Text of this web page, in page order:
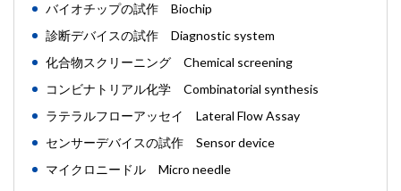
バイオチップの試作 Biochip
診断デバイスの試作 Diagnostic system
化合物スクリーニング Chemical screening
コンビナトリアル化学 Combinatorial synthesis
ラテラルフローアッセイ Lateral Flow Assay
センサーデバイスの試作 Sensor device
マイクロニードル Micro needle